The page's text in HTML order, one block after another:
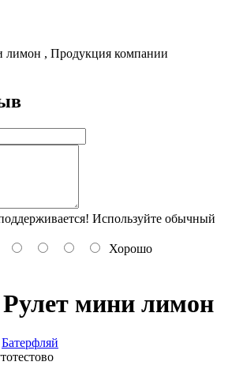
лимон , Продукция компании
Используйте обычный
Хорошо
мини лимон
Батерфляй